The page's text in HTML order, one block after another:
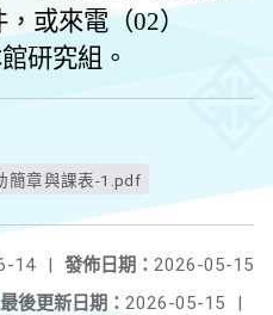
，或來電（02）
研究組。
簡章與課表-1.pdf
發佈日期： 2026-05-15
14
|
最後更新日期： 2026-05-15 |